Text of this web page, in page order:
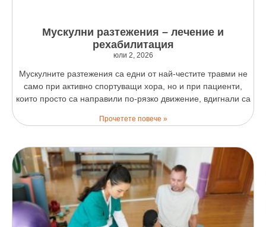
Мускулни разтежения – лечение и
рехабилитация
юли 2, 2026
Мускулните разтежения са едни от най-честите травми не
само при активно спортуващи хора, но и при пациенти,
които просто са направили по-рязко движение, вдигнали са
Прочетете повече »